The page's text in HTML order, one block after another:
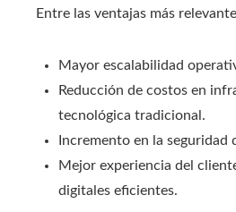
Entre las ventajas más
Mayor escalabilidad
Reducción de costos en
tecnológica tradicional.
Incremento en la seguridad
Mejor experiencia del
digitales eficientes.